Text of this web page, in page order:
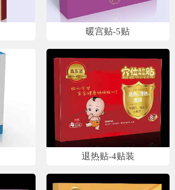
暖宫贴-5贴
退热贴-4贴装